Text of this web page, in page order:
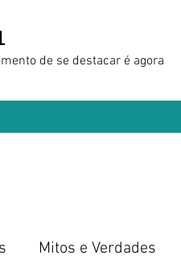
de se destacar é agora
Mitos e Verdades